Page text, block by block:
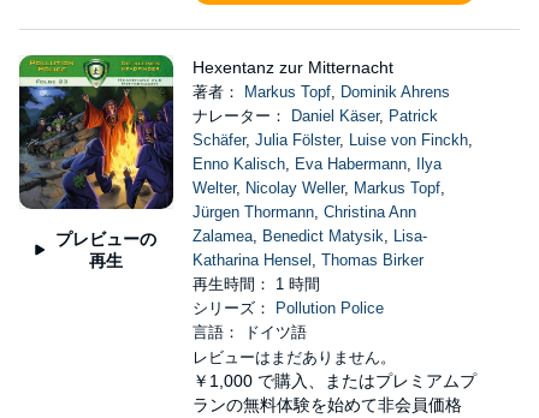
プレビューの
再生
Hexentanz zur Mitternacht
著者： Markus Topf, Dominik Ahrens
ナレーター：
Daniel Käser, Patrick
Schäfer, Julia Fölster, Luise von Finckh,
Enno Kalisch, Eva Habermann,
Ilya
Welter, Nicolay Weller, Markus Topf,
Jürgen Thormann, Christina Ann
Zalamea, Benedict Matysik, Lisa-
Katharina Hensel , Thomas Birker
再生時間： 1 時間
シリーズ：
Pollution Police
言語： ドイツ語
レビューはまだありません。
￥1,000 で購入、またはプレミアムプ
ランの無料体験を始めて非会員価格